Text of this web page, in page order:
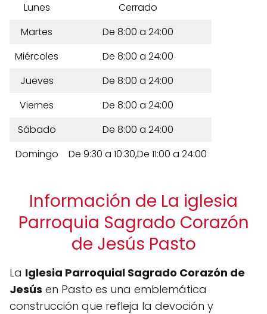
Lunes
Cerrado
Martes
De 8:00 a 24:00
Miércoles
De 8:00 a 24:00
Jueves
De 8:00 a 24:00
Viernes
De 8:00 a 24:00
Sábado
De 8:00 a 24:00
Domingo
De 9:30 a 10:30,De 11:00 a 24:00
Información de La iglesia
Parroquia Sagrado Corazón
de Jesús Pasto
La Iglesia Parroquial Sagrado Corazón de
Jesús en Pasto es una emblemática
construcción que refleja la devoción y